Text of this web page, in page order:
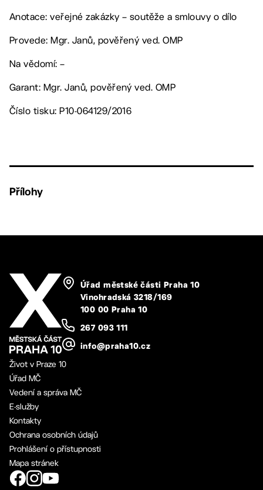
Anotace: veřejné zakázky – soutěže a smlouvy o dílo
Provede: Mgr. Janů, pověřený ved. OMP
Na vědomí: –
Garant: Mgr. Janů, pověřený ved. OMP
Číslo tisku: P10-064129/2016
Přílohy
Úřad městské části Praha 10
Vinohradská 3218/169
100 00 Praha 10
267 093 111
info@praha10.cz
Život v Praze 10
Úřad MČ
Vedení a správa MČ
E-služby
Kontakty
Ochrana osobních údajů
Prohlášení o přístupnosti
Mapa stránek